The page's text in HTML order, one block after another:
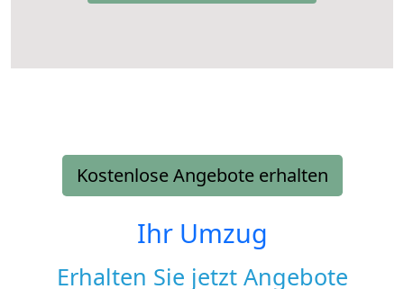
Kostenlose Angebote erhalten
Ihr Umzug
Erhalten Sie jetzt Angebote